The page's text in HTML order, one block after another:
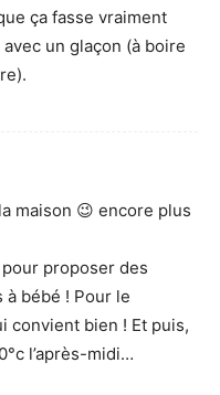
ça fasse vraiment
un glaçon (à boire
maison 😉 encore plus
proposer des
bébé ! Pour le
convient bien ! Et puis,
l’après-midi…